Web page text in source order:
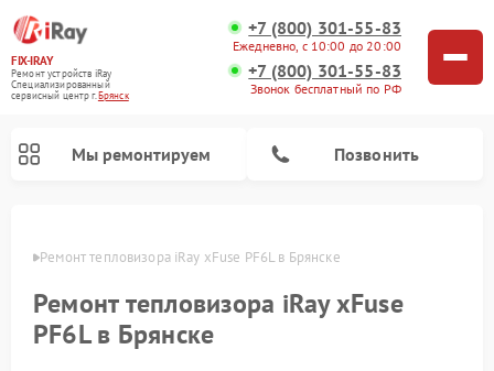
FIX-IRAY
Ремонт устройств iRay
Специализированный
cервисный центр г.Брянск
+7 (800) 301-55-83
Ежедневно, с 10:00 до 20:00
+7 (800) 301-55-83
Звонок бесплатный по РФ
Мы ремонтируем Позвонить
Ремонт тепловизора iRay xFuse PF6L в Брянске
Ремонт тепловизора iRay xFuse
PF6L в Брянске